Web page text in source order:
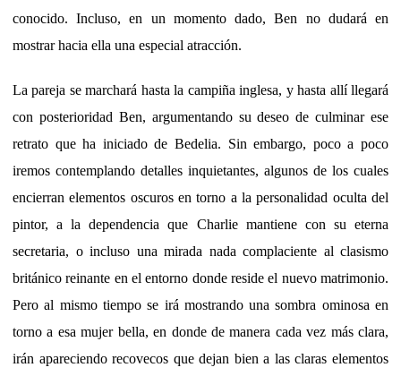
conocido. Incluso, en un momento dado, Ben no dudará en
mostrar hacia ella una especial atracción.
La pareja se marchará hasta la campiña inglesa, y hasta allí llegará
con posterioridad Ben, argumentando su deseo de culminar ese
retrato que ha iniciado de Bedelia. Sin embargo, poco a poco
iremos contemplando detalles inquietantes, algunos de los cuales
encierran elementos oscuros en torno a la personalidad oculta del
pintor, a la dependencia que Charlie mantiene con su eterna
secretaria, o incluso una mirada nada complaciente al clasismo
británico reinante en el entorno donde reside el nuevo matrimonio.
Pero al mismo tiempo se irá mostrando una sombra ominosa en
torno a esa mujer bella, en donde de manera cada vez más clara,
irán apareciendo recovecos que dejan bien a las claras elementos